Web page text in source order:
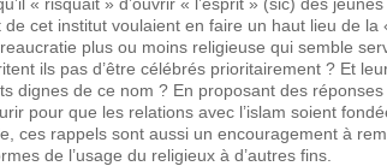
cet institut voulaient en faire un haut lieu de la
plus ou moins religieuse qui semble
ils pas d’être célébrés prioritairement ? Et
dignes de ce nom ? En proposant des
pour que les relations avec l’islam soient
ces rappels sont aussi un encouragement à
de l’usage du religieux à d’autres fins.